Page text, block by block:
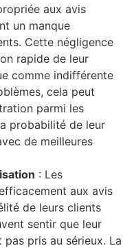
aux avis
un manque
Cette négligence
rapide de leur
comme indifférente
cela peut
parmi les
probabilité de leur
de meilleures
: Les
aux avis
de leurs clients
sentir que leur
pris au sérieux. La